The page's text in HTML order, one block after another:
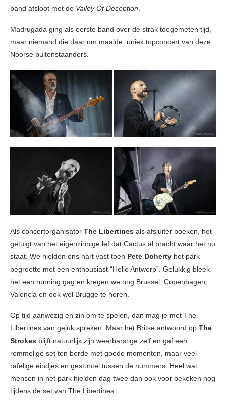
band afsloot met de Valley Of Deception
Madrugada ging als eerste band over de strak toegemeten tijd,
maar niemand die daar om maalde, uniek topconcert van deze
Noorse buitenstaanders.
Als concertorganisator The Libertines als afsluiter boeken, het
getuigt van het eigenzinnige lef dat Cactus al bracht waar het nu
staat. We hielden ons hart vast toen Pete Doherty het park
begroette met een enthousiast “Hello Antwerp”. Gelukkig bleek
het een running gag en kregen we nog Brussel, Copenhagen,
Valencia en ook wel Brugge te horen.
Op tijd aanwezig en zin om te spelen, dan mag je met The
Libertines van geluk spreken. Maar het Britse antwoord op The
Strokes blijft natuurlijk zijn weerbarstige zelf en gaf een
rommelige set ten berde met goede momenten, maar veel
rafelige eindjes en gestuntel tussen de nummers. Heel wat
mensen in het park hielden dag twee dan ook voor bekeken nog
tijdens de set van The Libertines.